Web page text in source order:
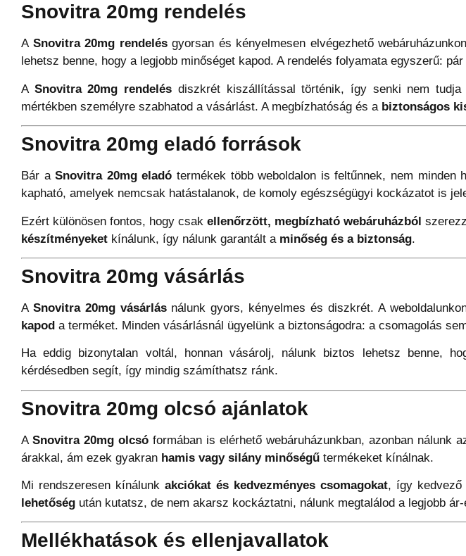
Snovitra 20mg rendelés
A Snovitra 20mg rendelésgyorsan és kényelmesen elvégezhető
lehetsz benne, hogy a legjobb minőséget kapod. A rendelés folyamata egyszerű:
A Snovitra 20mg rendelés diszkrét kiszállítással történik, így senki nem
mértékben személyre szabhatod a vásárlást. A megbízhatóság és a biztonságos
Snovitra 20mg eladó források
Bár aSnovitra 20mg eladó termékek több weboldalon is feltűnnek, nem minden
kapható, amelyek nemcsak hatástalanok, de komoly egészségügyi kockázatot is
Ezért különösen fontos, hogy csakellenőrzött, megbízható webáruházból
készítményeket kínálunk, így nálunk garantált a minőség és a biztonság.
Snovitra 20mg vásárlás
A Snovitra 20mg vásárlásnálunk gyors, kényelmes és diszkrét. A
kapod a terméket. Minden vásárlásnál ügyelünk a biztonságodra: a csomagolás
Ha eddig bizonytalan voltál, honnan vásárolj, nálunk biztos lehetsz benne,
kérdésedben segít, így mindig számíthatsz ránk.
Snovitra 20mg olcsó ajánlatok
A Snovitra 20mg olcsóformában is elérhető webáruházunkban, azonban nálunk
árakkal, ám ezek gyakran hamis vagy silány minőségű termékeket kínálnak.
Mi rendszeresen kínálunkakciókat és kedvezményes csomagokat, így kedvező
lehetőség után kutatsz, de nem akarsz kockáztatni, nálunk megtalálod a legjobb
Mellékhatások és ellenjavallatok